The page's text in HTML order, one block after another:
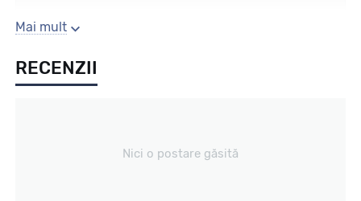
Sezon
Vara
Mai mult
RECENZII
Nici o postare găsită